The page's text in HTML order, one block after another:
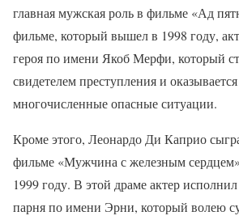
главная мужская роль в фильме «Ад
фильме, который вышел в 1998 году,
героя по имени Якоб Мерфи, который
свидетелем преступления и
многочисленные опасные ситуации.
Кроме этого, Леонардо Ди Каприо
фильме «Мужчина с железным
1999 году. В этой драме актер
парня по имени Эрни, который волею